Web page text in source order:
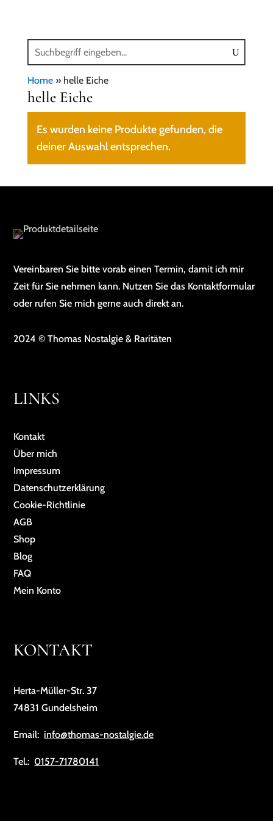
Home» helle Eiche
helle Eiche
Es wurden keine Produkte gefunden, die
deiner Auswahl entsprechen.
Vereinbaren Sie bitte vorab einen Termin, damit ich mir
Zeit für Sie nehmen kann. Nutzen Sie das Kontaktformular
oder rufen Sie mich gerne auch direkt an.
2024 © Thomas Nostalgie & Raritäten
LINKS
Kontakt
Über mich
Impressum
Da­ten­schutz­er­klä­rung
Cookie-Richtlinie
AGB
Shop
Blog
FAQ
Mein Konto
KONTAKT
Herta-Müller-Str. 37
74831 Gundelsheim
Email: info@thomas-nostalgie.de
Tel.: 0157-71780141